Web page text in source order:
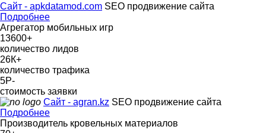
Сайт - apkdatamod.com SEO продвижение сайта
Подробнее
Агрегатор мобильных игр
13600+
количество лидов
26К+
количество трафика
5Р-
стоимость заявки
Сайт - agran.kz SEO продвижение сайта
Подробнее
Производитель кровельных материалов